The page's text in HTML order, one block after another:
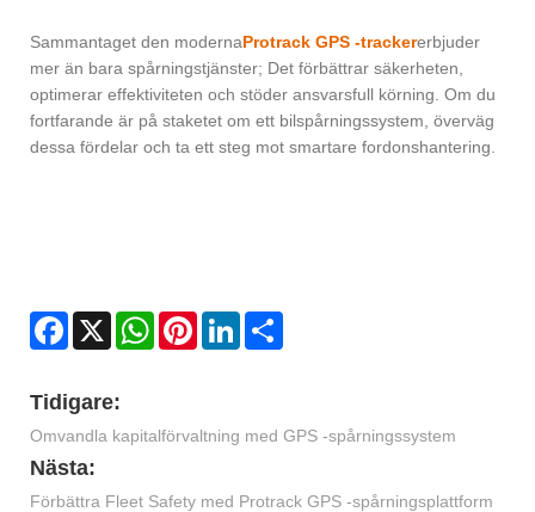
Sammantaget den modernaProtrack GPS -trackererbjuder
mer än bara spårningstjänster; Det förbättrar säkerheten,
optimerar effektiviteten och stöder ansvarsfull körning. Om du
fortfarande är på staketet om ett bilspårningssystem, överväg
dessa fördelar och ta ett steg mot smartare fordonshantering.
Facebook
X WhatsAppPinterestLinkedIn
Tidigare:
Omvandla kapitalförvaltning med GPS -spårningssystem
Nästa:
Förbättra Fleet Safety med Protrack GPS -spårningsplattform